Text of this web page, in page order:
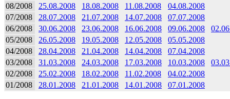
08/2008
25.08.2008 18.08.2008 11.08.2008
04.08.2008
07/2008
28.07.2008 21.07.2008 14.07.2008
07.07.2008
06/2008
30.06.2008 23.06.2008 16.06.2008 09.06.2008
05/2008
26.05.2008 19.05.2008 12.05.2008
05.05.2008
04/2008
28.04.2008 21.04.2008 14.04.2008
07.04.2008
03/2008
31.03.2008 24.03.2008 17.03.2008 10.03.2008
02/2008
25.02.2008 18.02.2008 11.02.2008
04.02.2008
01/2008
28.01.2008 21.01.2008 14.01.2008 07.01.2008